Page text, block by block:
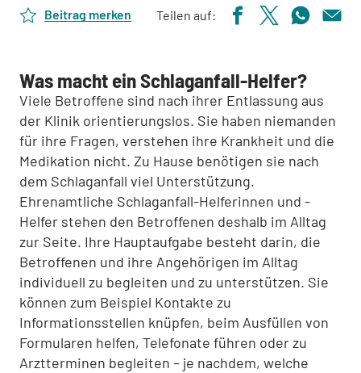
Beitrag merken Teilen auf:
Was macht ein Schlaganfall-Helfer?
Viele Betroffene sind nach ihrer Entlassung aus
der Klinik orientierungslos. Sie haben niemanden
für ihre Fragen, verstehen ihre Krankheit und die
Medikation nicht. Zu Hause benötigen sie nach
dem Schlaganfall viel Unterstützung.
Ehrenamtliche Schlaganfall-Helferinnen und -
Helfer stehen den Betroffenen deshalb im Alltag
zur Seite. Ihre Hauptaufgabe besteht darin, die
Betroffenen und ihre Angehörigen im Alltag
individuell zu begleiten und zu unterstützen. Sie
können zum Beispiel Kontakte zu
Informationsstellen knüpfen, beim Ausfüllen von
Formularen helfen, Telefonate führen oder zu
Arztterminen begleiten – je nachdem, welche